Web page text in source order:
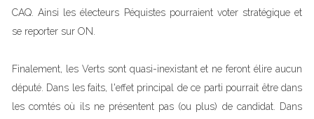
CAQ. Ainsi les électeurs Péquistes pourraient voter stratégique et
se reporter sur ON.
Finalement, les Verts sont quasi-inexistant et ne feront élire aucun
député. Dans les faits, l'effet principal de ce parti pourrait être dans
les comtés où ils ne présentent pas (ou plus) de candidat. Dans